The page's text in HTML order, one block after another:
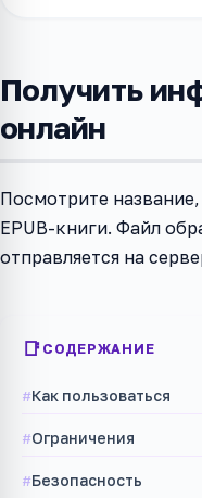
Получить
онлайн
Посмотрите
EPUB-книги. Файл
отправляется на
СОДЕРЖАНИЕ
Как пользоваться
Ограничения
Безопасность